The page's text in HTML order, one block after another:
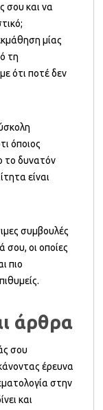
σου και να
μίας
τη
ότι ποτέ δεν
όποιος
το δυνατόν
είναι
συμβουλές
σου, οι οποίες
πιο
άρθρα
σου
έρευνα
στην
και